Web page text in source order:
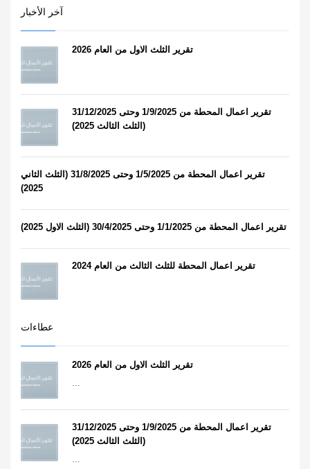
آخر الأخبار
تقرير الثلث الاول من العام 2026
تقرير اعمال المحطة من 1/9/2025 وحتى 31/12/2025
(الثلث الثالث 2025)
تقرير اعمال المحطة من 1/5/2025 وحتى 31/8/2025 (الثلث الثاني
2025)
تقرير اعمال المحطة من 1/1/2025 وحتى 30/4/2025 (الثلث الاول 2025)
تقرير اعمال المحطة للثلث الثالث من العام 2024
عطاءات
تقرير الثلث الاول من العام 2026
تقرير اعمال المحطة من 1/9/2025 وحتى 31/12/2025
(الثلث الثالث 2025)